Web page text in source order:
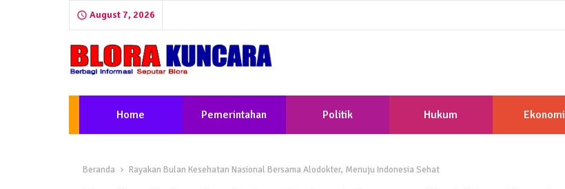
August 7, 2026
Home Pemerintahan Politik Hukum Ekonomi
Beranda Rayakan Bulan Kesehatan Nasional Bersama Alodokter, Menuju Indonesia Sehat